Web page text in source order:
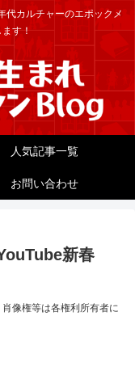
代カルチャーのエポックメ
す！
人気記事一覧
お問い合わせ
新春
像権等は各権利所有者に